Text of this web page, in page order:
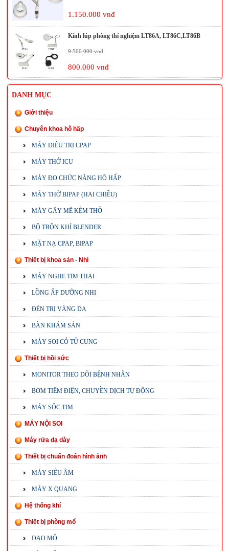
1.150.000 vnđ
Kính lúp phòng thí nghiệm LT86A, LT86C,LT86B
9.500.000 vnđ
800.000 vnđ
DANH MỤC
Giới thiệu
Chuyên khoa hô hấp
MÁY ĐIÊU TRỊ CPAP
MÁY THỞ ICU
MÁY ĐO CHỨC NĂNG HÔ HẤP
MÁY THỞ BIPAP (HAI CHIỀU)
MÁY GÂY MÊ KÈM THỞ
BỘ TRỘN KHÍ BLENDER
MẶT NẠ CPAP, BIPAP
Thiết bị khoa sản - Nhi
MÁY NGHE TIM THAI
LỒNG ẤP DƯỠNG NHI
ĐÈN TRỊ VÀNG DA
BÀN KHÁM SẢN
MÁY SOI CỎ TỬ CUNG
Thiết bị hồi sức
MONITOR THEO DÕI BỆNH NHÂN
BƠM TIÊM ĐIỆN, CHUYỀN DỊCH TỰ ĐỘNG
MÁY SỐC TIM
MÁY NỘI SOI
Máy rửa dạ dày
Thiết bị chuẩn đoán hình ảnh
MÁY SIÊU ÂM
MÁY X QUANG
Hệ thống khí
Thiết bị phòng mổ
DAO MỔ